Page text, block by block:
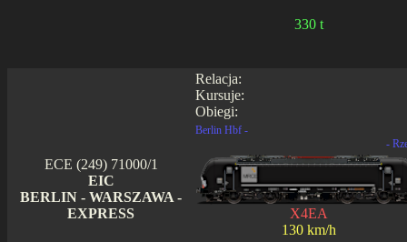
330 t
Relacja:
Kursuje:
Obiegi:
ECE (249) 71000/1
EIC
BERLIN - WARSZAWA -
EXPRESS
Berlin Hbf -
-
X4EA
130 km/h